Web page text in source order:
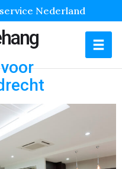
Nederland